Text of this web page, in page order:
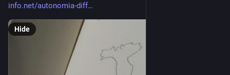
info.net/autonomia-diff
Hide